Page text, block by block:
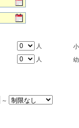
人
人
～